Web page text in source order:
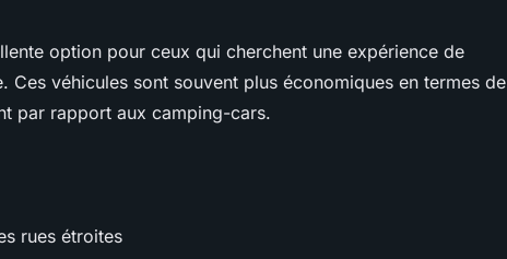
option pour ceux qui cherchent une expérience de
Ces véhicules sont souvent plus économiques en termes de
par rapport aux camping-cars.
rues étroites